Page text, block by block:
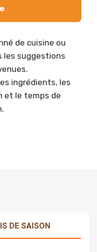
de cuisine ou
les suggestions
ingrédients, les
et le temps de
DE SAISON